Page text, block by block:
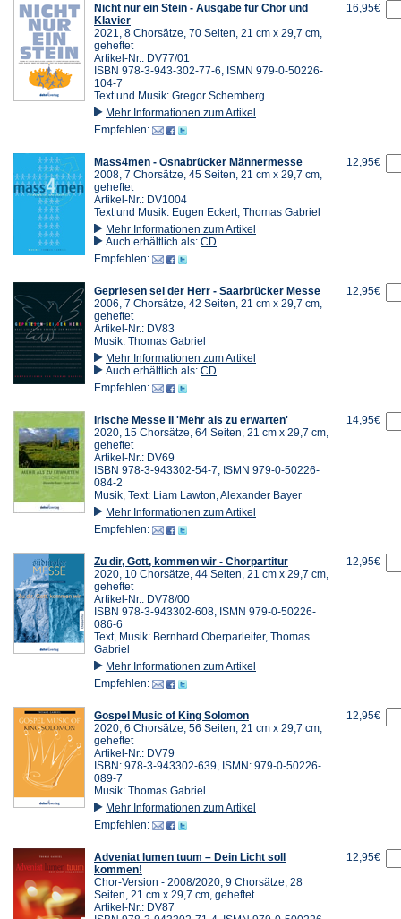
Nicht nur ein Stein - Ausgabe für Chor und
Klavier
2021, 8 Chorsätze, 70 Seiten, 21 cm x 29,7 cm,
geheftet
Artikel-Nr.: DV77/01
ISBN 978-3-943-302-77-6, ISMN 979-0-50226-
104-7
Text und Musik: Gregor Schemberg
Mehr Informationen zum Artikel
Empfehlen:
16,95€
Mass4men - Osnabrücker Männermesse
2008, 7 Chorsätze, 45 Seiten, 21 cm x 29,7 cm,
geheftet
Artikel-Nr.: DV1004
Text und Musik: Eugen Eckert, Thomas Gabriel
Mehr Informationen zum Artikel
Auch erhältlich als: CD
Empfehlen:
12,95€
Gepriesen sei der Herr - Saarbrücker Messe
2006, 7 Chorsätze, 42 Seiten, 21 cm x 29,7 cm,
geheftet
Artikel-Nr.: DV83
Musik: Thomas Gabriel
Mehr Informationen zum Artikel
Auch erhältlich als: CD
Empfehlen:
12,95€
Irische Messe II 'Mehr als zu erwarten'
2020, 15 Chorsätze, 64 Seiten, 21 cm x 29,7 cm,
geheftet
Artikel-Nr.: DV69
ISBN 978-3-943302-54-7, ISMN 979-0-50226-
084-2
Musik, Text: Liam Lawton, Alexander Bayer
Mehr Informationen zum Artikel
Empfehlen:
14,95€
Zu dir, Gott, kommen wir - Chorpartitur
2020, 10 Chorsätze, 44 Seiten, 21 cm x 29,7 cm,
geheftet
Artikel-Nr.: DV78/00
ISBN 978-3-943302-608, ISMN 979-0-50226-
086-6
Text, Musik: Bernhard Oberparleiter, Thomas
Gabriel
Mehr Informationen zum Artikel
Empfehlen:
12,95€
Gospel Music of King Solomon
2020, 6 Chorsätze, 56 Seiten, 21 cm x 29,7 cm,
geheftet
Artikel-Nr.: DV79
ISBN: 978-3-943302-639, ISMN: 979-0-50226-
089-7
Musik: Thomas Gabriel
Mehr Informationen zum Artikel
Empfehlen:
12,95€
Adveniat lumen tuum – Dein Licht soll
kommen!
Chor-Version - 2008/2020, 9 Chorsätze, 28
Seiten, 21 cm x 29,7 cm, geheftet
Artikel-Nr.: DV87
12,95€